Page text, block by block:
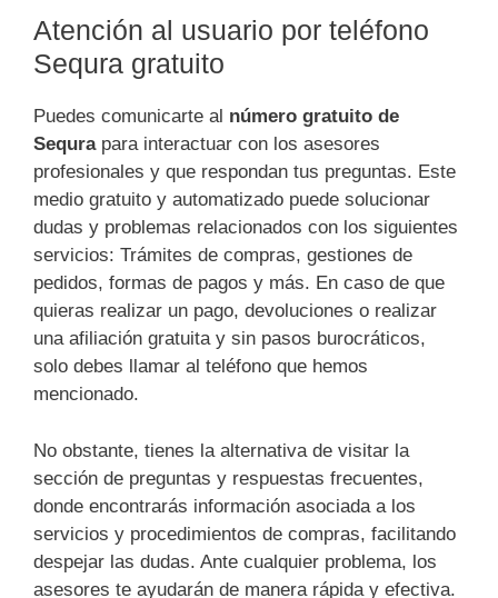
Atención al usuario por teléfono
Sequra gratuito
Puedes comunicarte al número gratuito de
Sequrapara interactuar con los asesores
profesionales y que respondan tus preguntas. Este
medio gratuito y automatizado puede solucionar
dudas y problemas relacionados con los siguientes
servicios: Trámites de compras, gestiones de
pedidos, formas de pagos y más. En caso de que
quieras realizar un pago, devoluciones o realizar
una afiliación gratuita y sin pasos burocráticos,
solo debes llamar al teléfono que hemos
mencionado.
No obstante, tienes la alternativa de visitar la
sección de preguntas y respuestas frecuentes,
donde encontrarás información asociada a los
servicios y procedimientos de compras, facilitando
despejar las dudas. Ante cualquier problema, los
asesores te ayudarán de manera rápida y efectiva.